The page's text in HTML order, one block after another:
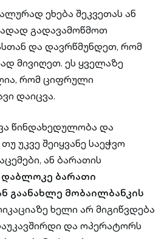
ეხება შეკვეთას ან
გადავამოწმოთ
და დავრწმუნდეთ, რომ
მივიღეთ. ეს ყველაზე
რომ ციფრული
დაიცვა.
წინდახედულობა და
უკვე შეიყვანე საეჭვო
ან ბარათის
დაბლოკე ბარათი
გაანახლე მობაილბანკის
ხელი არ მიგიწვდება
და ოპერატორს